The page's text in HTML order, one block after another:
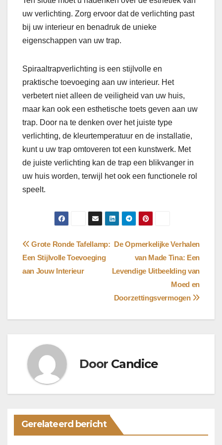
uw verlichting. Zorg ervoor dat de verlichting past
bij uw interieur en benadruk de unieke
eigenschappen van uw trap.
Spiraaltrapverlichting is een stijlvolle en
praktische toevoeging aan uw interieur. Het
verbetert niet alleen de veiligheid van uw huis,
maar kan ook een esthetische toets geven aan uw
trap. Door na te denken over het juiste type
verlichting, de kleurtemperatuur en de installatie,
kunt u uw trap omtoveren tot een kunstwerk. Met
de juiste verlichting kan de trap een blikvanger in
uw huis worden, terwijl het ook een functionele rol
speelt.
Bericht
navigatie
De Opmerkelijke Verhalen
van Made Tina: Een
Levendige Uitbeelding van
Moed en
Doorzettingsvermogen
Grote Ronde Tafellamp:
Een Stijlvolle Toevoeging
aan Jouw Interieur
Door Candice
Gerelateerd bericht